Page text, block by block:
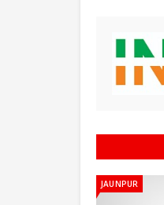
JAUNPUR